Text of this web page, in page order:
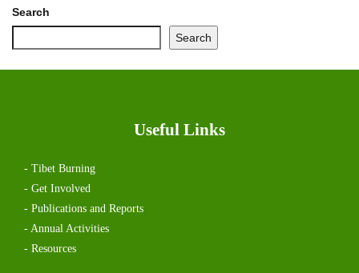
Search
Search
Useful Links
- Tibet Burning
- Get Involved
- Publications and Reports
- Annual Activities
- Resources